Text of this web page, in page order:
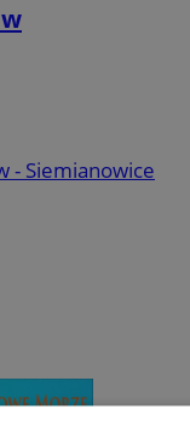
- Siemianowice